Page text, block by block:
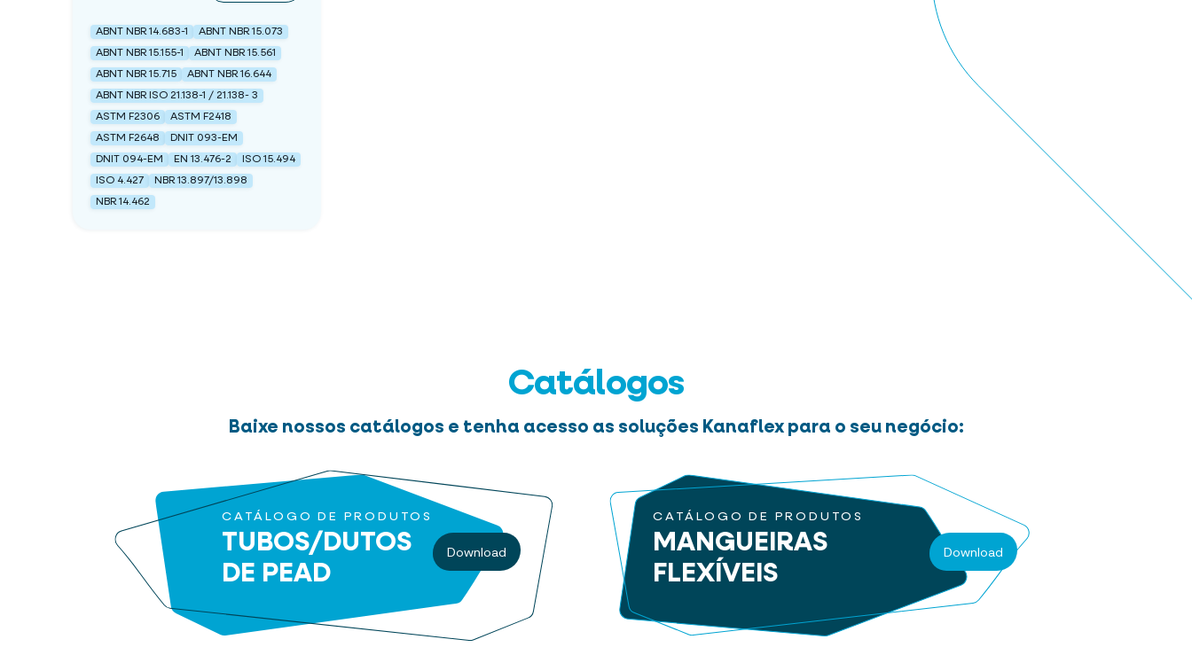
ABNT NBR 14.683-1
ABNT NBR 15.073
ABNT NBR 15.155-1
ABNT NBR 15.561
ABNT NBR 15.715
ABNT NBR 16.644
ABNT NBR ISO 21.138-1 / 21.138- 3
ASTM F2306
ASTM F2418
ASTM F2648
DNIT 093-EM
DNIT 094-EM
EN 13.476-2
ISO 15.494
ISO 4.427
NBR 13.897/13.898
NBR 14.462
Catálogos
Baixe nossos catálogos e tenha acesso as soluções Kanaflex para o seu negócio:
CATÁLOGO DE PRODUTOS
TUBOS/DUTOS
DE PEAD
Download
CATÁLOGO DE PRODUTOS
MANGUEIRAS
FLEXÍVEIS
Download